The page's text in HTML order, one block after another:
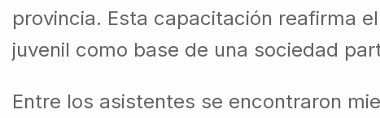
provincia. Esta capacitación reafirma
juvenil como base de una sociedad
Entre los asistentes se encontraron